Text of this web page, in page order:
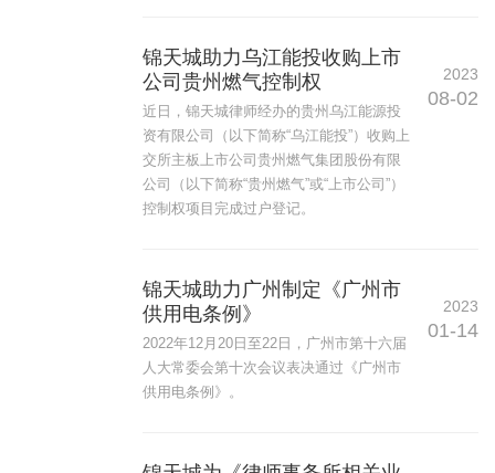
锦天城助力乌江能投收购上市
公司贵州燃气控制权
近日，锦天城律师经办的贵州乌江能源投
资有限公司（以下简称“乌江能投”）收购上
交所主板上市公司贵州燃气集团股份有限
公司（以下简称“贵州燃气”或“上市公司”）
控制权项目完成过户登记。
2023
08-02
锦天城助力广州制定《广州市
供用电条例》
2022年12月20日至22日，广州市第十六届
人大常委会第十次会议表决通过《广州市
供用电条例》。
2023
01-14